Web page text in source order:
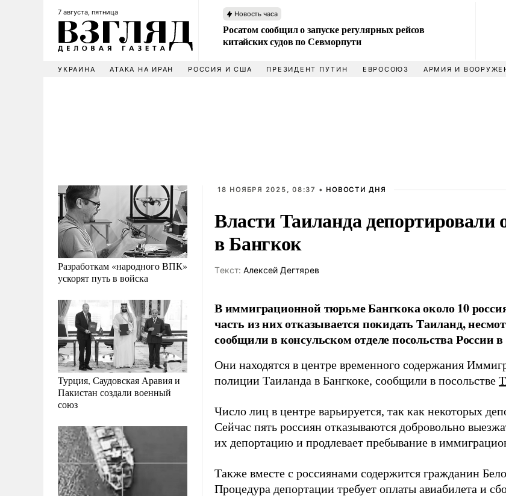
7 августа, пятница Новость часа
Росатом сообщил о запуске регулярных рейсов
китайских судов по Севморпути
УКРАИНА АТАКА НА ИРАН РОССИЯ И США ПРЕЗИДЕНТ ПУТИН ЕВРОСОЮЗ АРМИЯ И
Разработкам «народного ВПК»
ускорят путь в войска
Турция, Саудовская Аравия и
Пакистан создали военный
союз
18 НОЯБРЯ 2025, 08:37 • НОВОСТИ ДНЯ
Власти Таиланда депортировали
в Бангкок
Tекст: Алексей Дегтярев
В иммиграционной тюрьме Бангкока около 10
часть из них отказывается покидать Таиланд,
сообщили в консульском отделе посольства России
Они находятся в центре временного содержания
полиции Таиланда в Бангкоке, сообщили в посольстве
Число лиц в центре варьируется, так как некоторых
Сейчас пять россиян отказываются добровольно
их депортацию и продлевает пребывание в
Также вместе с россиянами содержится гражданин
Процедура депортации требует оплаты авиабилета и